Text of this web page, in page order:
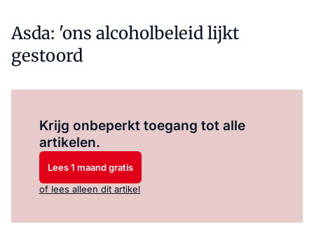
Asda: 'ons alcoholbeleid lijkt
gestoord
Krijg onbeperkt toegang tot alle
artikelen.
Lees 1 maand gratis
of lees alleen dit artikel